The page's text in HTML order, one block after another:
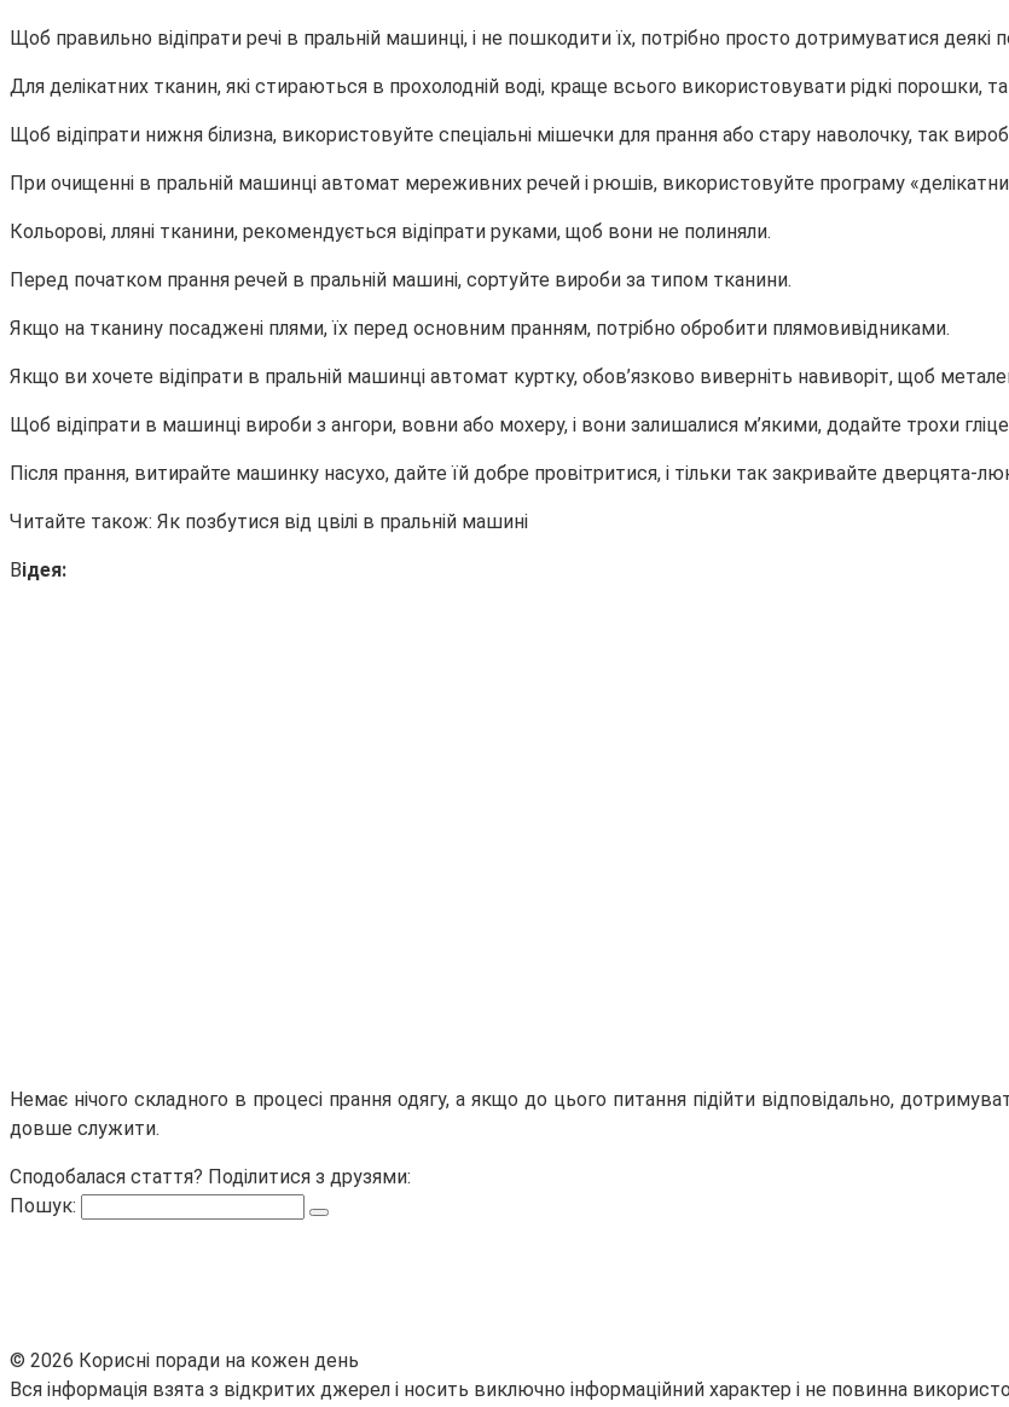
Щоб правильно відіпрати речі в пральній машинці, і не пошкодити їх, потрібно просто дотримуватися деякі
Для делікатних тканин, які стираються в прохолодній воді, краще всього використовувати рідкі порошки,
Щоб відіпрати нижня білизна, використовуйте спеціальні мішечки для прання або стару наволочку, так
При очищенні в пральній машинці автомат мереживних речей і рюшів, використовуйте програму
Кольорові, лляні тканини, рекомендується відіпрати руками, щоб вони не полиняли.
Перед початком прання речей в пральній машині, сортуйте вироби за типом тканини.
Якщо на тканину посаджені плями, їх перед основним пранням, потрібно обробити плямовивідниками.
Якщо ви хочете відіпрати в пральній машинці автомат куртку, обов’язково виверніть навиворіт, щоб
Щоб відіпрати в машинці вироби з ангори, вовни або мохеру, і вони залишалися м’якими, додайте трохи
Після прання, витирайте машинку насухо, дайте їй добре провітритися, і тільки так закривайте дверцята-
Читайте також: Як позбутися від цвілі в пральній машині
Відея:
Немає нічого складного в процесі прання одягу, а якщо до цього питання підійти відповідально,
довше служити.
Сподобалася стаття? Поділитися з друзями:
Пошук:
© 2026 Корисні поради на кожен день
Вся інформація взята з відкритих джерел і носить виключно інформаційний характер і не повинна